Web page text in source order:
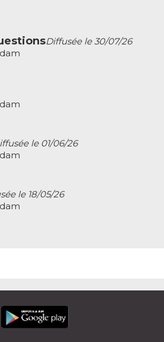
Diffusée le 30/07/26
le 01/06/26
le 18/05/26